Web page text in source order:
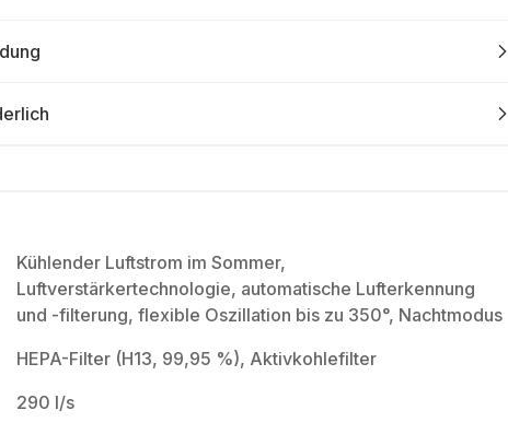
Kühlender Luftstrom im Sommer,
Luftverstärkertechnologie, automatische Lufterkennung
und -filterung, flexible Oszillation bis zu 350°, Nachtmodus
HEPA-Filter (H13, 99,95 %), Aktivkohlefilter
290 l/s